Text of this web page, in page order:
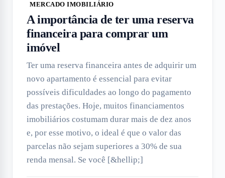
MERCADO IMOBILIÁRIO
A importância de ter uma reserva
financeira para comprar um
imóvel
Ter uma reserva financeira antes de adquirir um
novo apartamento é essencial para evitar
possíveis dificuldades ao longo do pagamento
das prestações. Hoje, muitos financiamentos
imobiliários costumam durar mais de dez anos
e, por esse motivo, o ideal é que o valor das
parcelas não sejam superiores a 30% de sua
renda mensal. Se você [&hellip;]